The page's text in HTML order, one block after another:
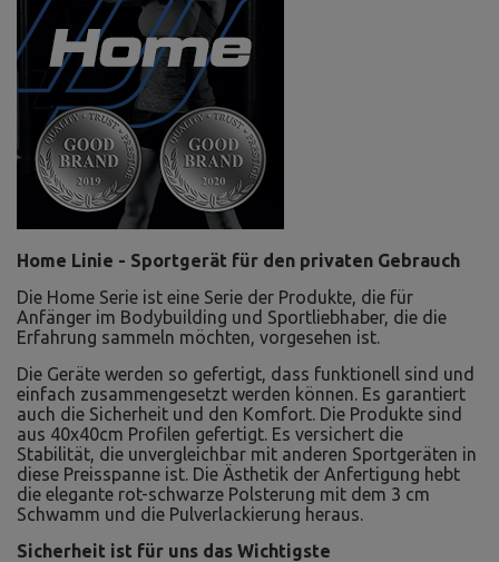
Home Linie - Sportgerät für den privaten Gebrauch
Die Home Serie ist eine Serie der Produkte, die für
Anfänger im Bodybuilding und Sportliebhaber, die die
Erfahrung sammeln möchten, vorgesehen ist.
Die Geräte werden so gefertigt, dass funktionell sind und
einfach zusammengesetzt werden können. Es garantiert
auch die Sicherheit und den Komfort. Die Produkte sind
aus 40x40cm Profilen gefertigt. Es versichert die
Stabilität, die unvergleichbar mit anderen Sportgeräten in
diese Preisspanne ist. Die Ästhetik der Anfertigung hebt
die elegante rot-schwarze Polsterung mit dem 3 cm
Schwamm und die Pulverlackierung heraus.
Sicherheit ist für uns das Wichtigste